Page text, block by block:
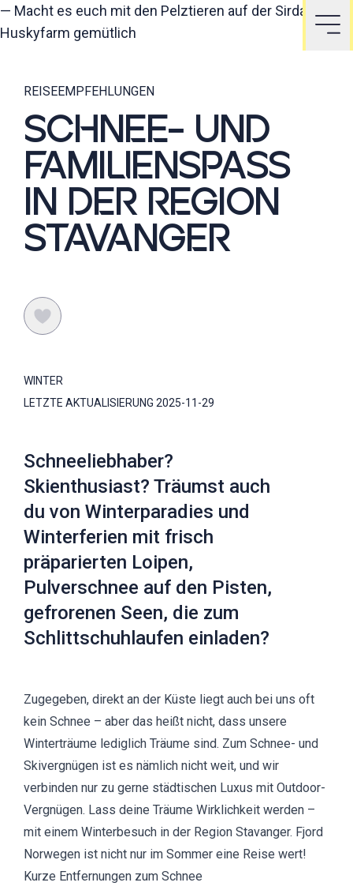
— Macht es euch mit den Pelztieren auf der Sirdal
Huskyfarm gemütlich
REISEEMPFEHLUNGEN
SCHNEE- UND
FAMILIENSPASS I
N DER REGION S
TAVANGER
WINTER
LETZTE AKTUALISIERUNG 2025-11-29
Schneeliebhaber?
Skienthusiast? Träumst auch
du von Winterparadies und
Winterferien mit frisch
präparierten Loipen,
Pulverschnee auf den Pisten,
gefrorenen Seen, die zum
Schlittschuhlaufen einladen?
Zugegeben, direkt an der Küste liegt auch bei uns oft
kein Schnee – aber das heißt nicht, dass unsere
Winterträume lediglich Träume sind. Zum Schnee- und
Skivergnügen ist es nämlich nicht weit, und wir
verbinden nur zu gerne städtischen Luxus mit Outdoor-
Vergnügen. Lass deine Träume Wirklichkeit werden –
mit einem Winterbesuch in der Region Stavanger. Fjord
Norwegen ist nicht nur im Sommer eine Reise wert!
Kurze Entfernungen zum Schnee